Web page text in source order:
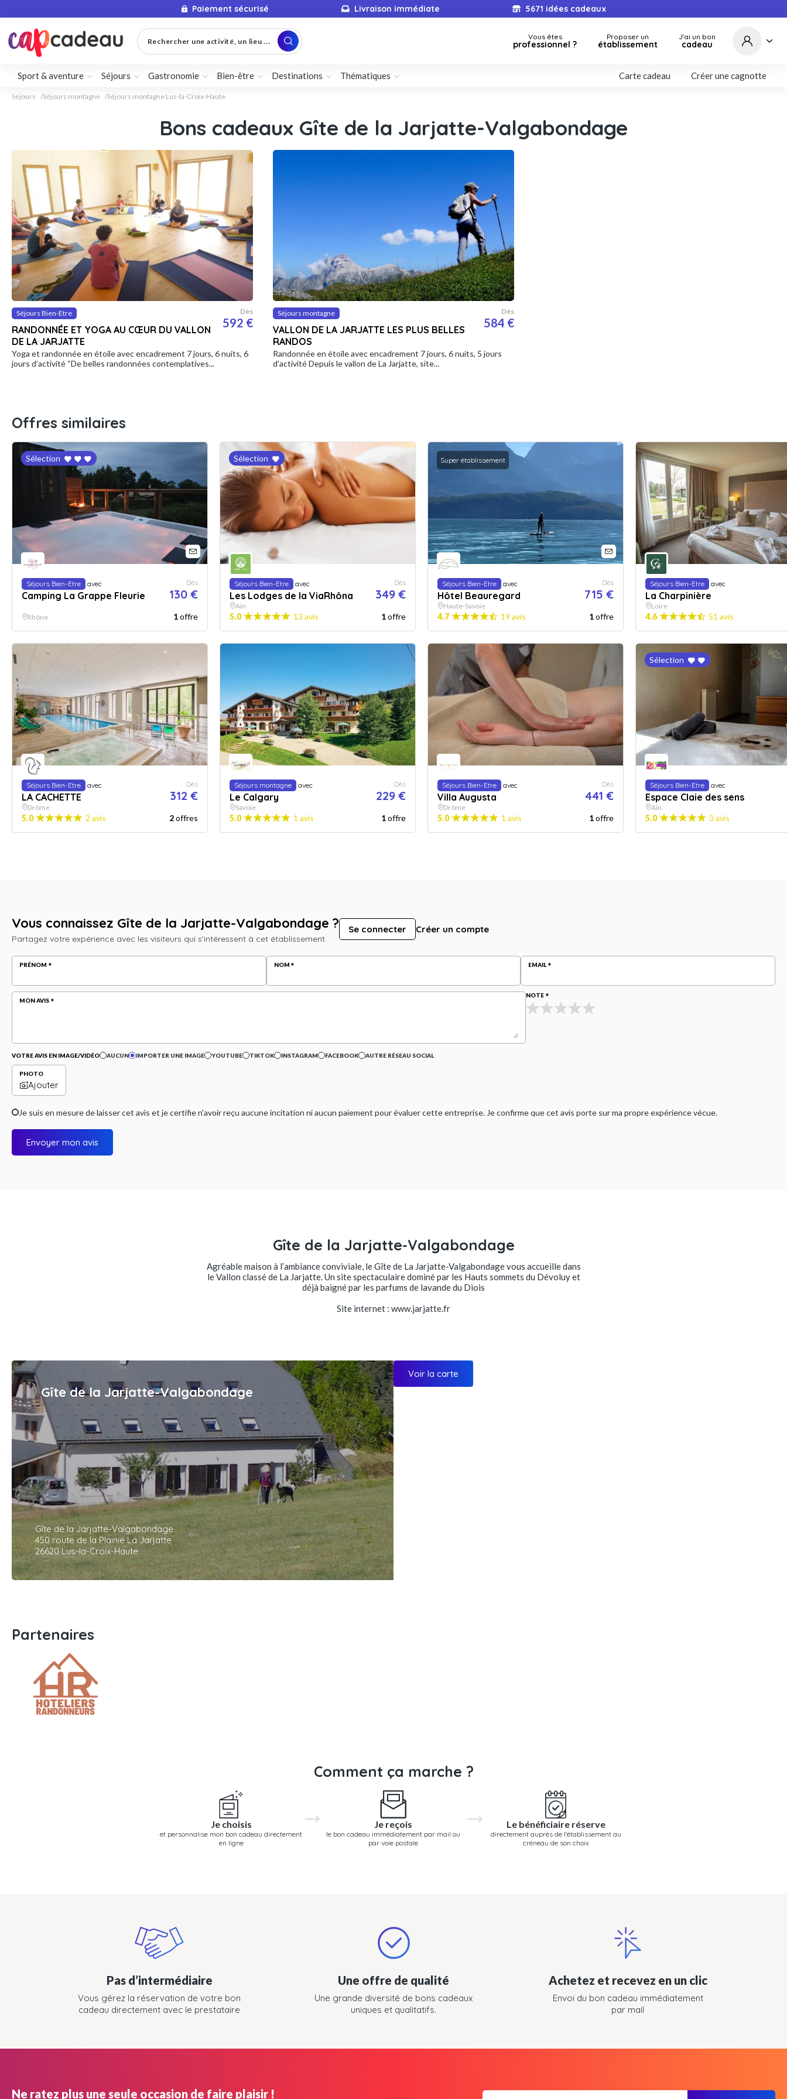
Paiement sécurisé Livraison immédiate 5671 idées cadeaux
Rechercher une activité, un lieu ... Vous êtes
professionnel ?
Proposer un
établissement
J'ai un bon
cadeau
Sport & aventure Séjours Gastronomie Bien-être Destinations Thématiques Carte cadeau Créer une cagnotte
Séjours Séjours montagne Séjours montagne Lus-la-Croix-Haute
Bons cadeaux Gîte de la Jarjatte-Valgabondage
Séjours Bien-Etre
RANDONNÉE ET YOGA AU CŒUR DU VALLON
DE LA JARJATTE
Dès
592 €
Yoga et randonnée en étoile avec encadrement 7 jours, 6 nuits, 6
jours d’activité “De belles randonnées contemplatives...
Séjours montagne
VALLON DE LA JARJATTE LES PLUS BELLES
RANDOS
Dès
584 €
Randonnée en étoile avec encadrement 7 jours, 6 nuits, 5 jours
d’activité Depuis le vallon de La Jarjatte, site...
Offres similaires
Sélection
Séjours Bien-Etre avec
Camping La Grappe Fleurie
Dès
130 €
Rhône 1offre
Sélection
Séjours Bien-Etre avec
Les Lodges de la ViaRhôna
Dès
349 €
Ain
5.0 13 avis 1offre
Super établissement
Séjours Bien-Etre avec
Hôtel Beauregard
Dès
715 €
Haute-Savoie
4.7 19 avis 1offre
Séjours Bien-Etre avec
La Charpinière
Loire
4.6 51 avis
Séjours Bien-Etre avec
LA CACHETTE
Dès
312 €
Drôme
5.0 2 avis 2offres
Séjours montagne avec
Le Calgary
Dès
229 €
Savoie
5.0 1 avis 1offre
Séjours Bien-Etre avec
Villa Augusta
Dès
441 €
Drôme
5.0 1 avis 1offre
Sélection
Séjours Bien-Etre avec
Espace Claie des sens
Ain
5.0 3 avis
Vous connaissez Gîte de la Jarjatte-Valgabondage ?
Partagez votre expérience avec les visiteurs qui s'intéressent à cet établissement.
Se connecter Créer un compte
PRÉNOM NOM EMAIL
MON AVIS
NOTE
VOTRE AVIS EN IMAGE/VIDÉO AUCUN IMPORTER UNE IMAGE YOUTUBE TIKTOK INSTAGRAM FACEBOOK AUTRE RÉSEAU SOCIAL
PHOTO
Ajouter
Je suis en mesure de laisser cet avis et je certifie n'avoir reçu aucune incitation ni aucun paiement pour évaluer cette entreprise. Je confirme que cet avis porte sur ma propre expérience vécue.
Envoyer mon avis
Gîte de la Jarjatte-Valgabondage
Agréable maison à l’ambiance conviviale, le Gîte de La Jarjatte-Valgabondage vous accueille dans
le Vallon classé de La Jarjatte. Un site spectaculaire dominé par les Hauts sommets du Dévoluy et
déjà baigné par les parfums de lavande du Diois
Site internet : www.jarjatte.fr
Gîte de la Jarjatte-Valgabondage
Gîte de la Jarjatte-Valgabondage
450 route de la Plainie La Jarjatte
26620 Lus-la-Croix-Haute
Voir la carte
Partenaires
Comment ça marche ?
Je choisis
et personnalise mon bon cadeau directement
en ligne
Je reçois
le bon cadeau immédiatement par mail ou
par voie postale
Le bénéficiaire réserve
directement auprès de l'établissement au
créneau de son choix
Pas d’intermédiaire
Vous gérez la réservation de votre bon
cadeau directement avec le prestataire
Une offre de qualité
Une grande diversité de bons cadeaux
uniques et qualitatifs.
Achetez et recevez en un clic
Envoi du bon cadeau immédiatement
par mail
Ne ratez plus une seule occasion de faire plaisir !